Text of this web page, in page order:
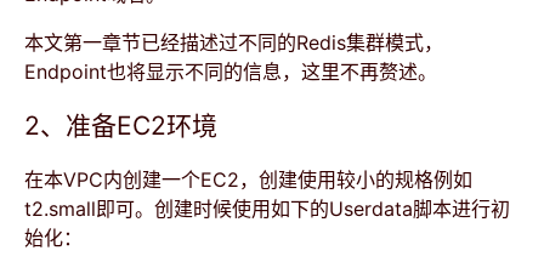
本文第一章节已经描述过不同的Redis集群模式，
Endpoint也将显示不同的信息，这里不再赘述。
2、准备EC2环境
在本VPC内创建一个EC2，创建使用较小的规格例如
t2.small即可。创建时候使用如下的Userdata脚本进行初
始化：